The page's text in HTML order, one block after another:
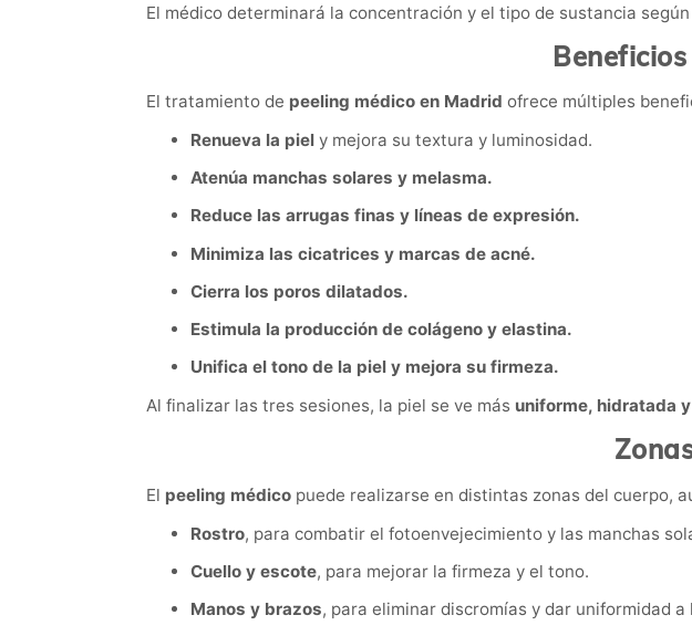
El médico determinará la concentración y el tipo de sustancia
El tratamiento de peeling médico en Madrid ofrece múltiples
Renueva la piel y mejora su textura y luminosidad.
Atenúa manchas solares y melasma.
Reduce las arrugas finas y líneas de expresión.
Minimiza las cicatrices y marcas de acné.
Cierra los poros dilatados.
Estimula la producción de colágeno y elastina.
Unifica el tono de la piel y mejora su firmeza.
Al finalizar las tres sesiones, la piel se ve más uniforme, hidratada
El peeling médico puede realizarse en distintas zonas del cuerpo,
Rostro, para combatir el fotoenvejecimiento y las manchas
Cuello y escote, para mejorar la firmeza y el tono.
Manos y brazos, para eliminar discromías y dar uniformidad a